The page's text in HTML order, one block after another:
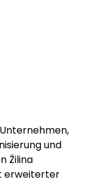
und
Žilina
erweiterter